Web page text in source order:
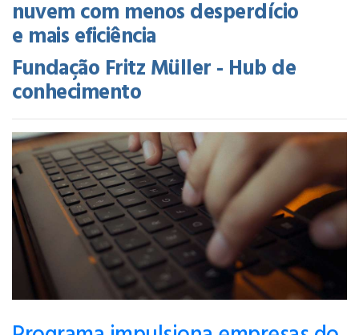
nuvem com menos desperdício
e mais eficiência
Fundação Fritz Müller - Hub de
conhecimento